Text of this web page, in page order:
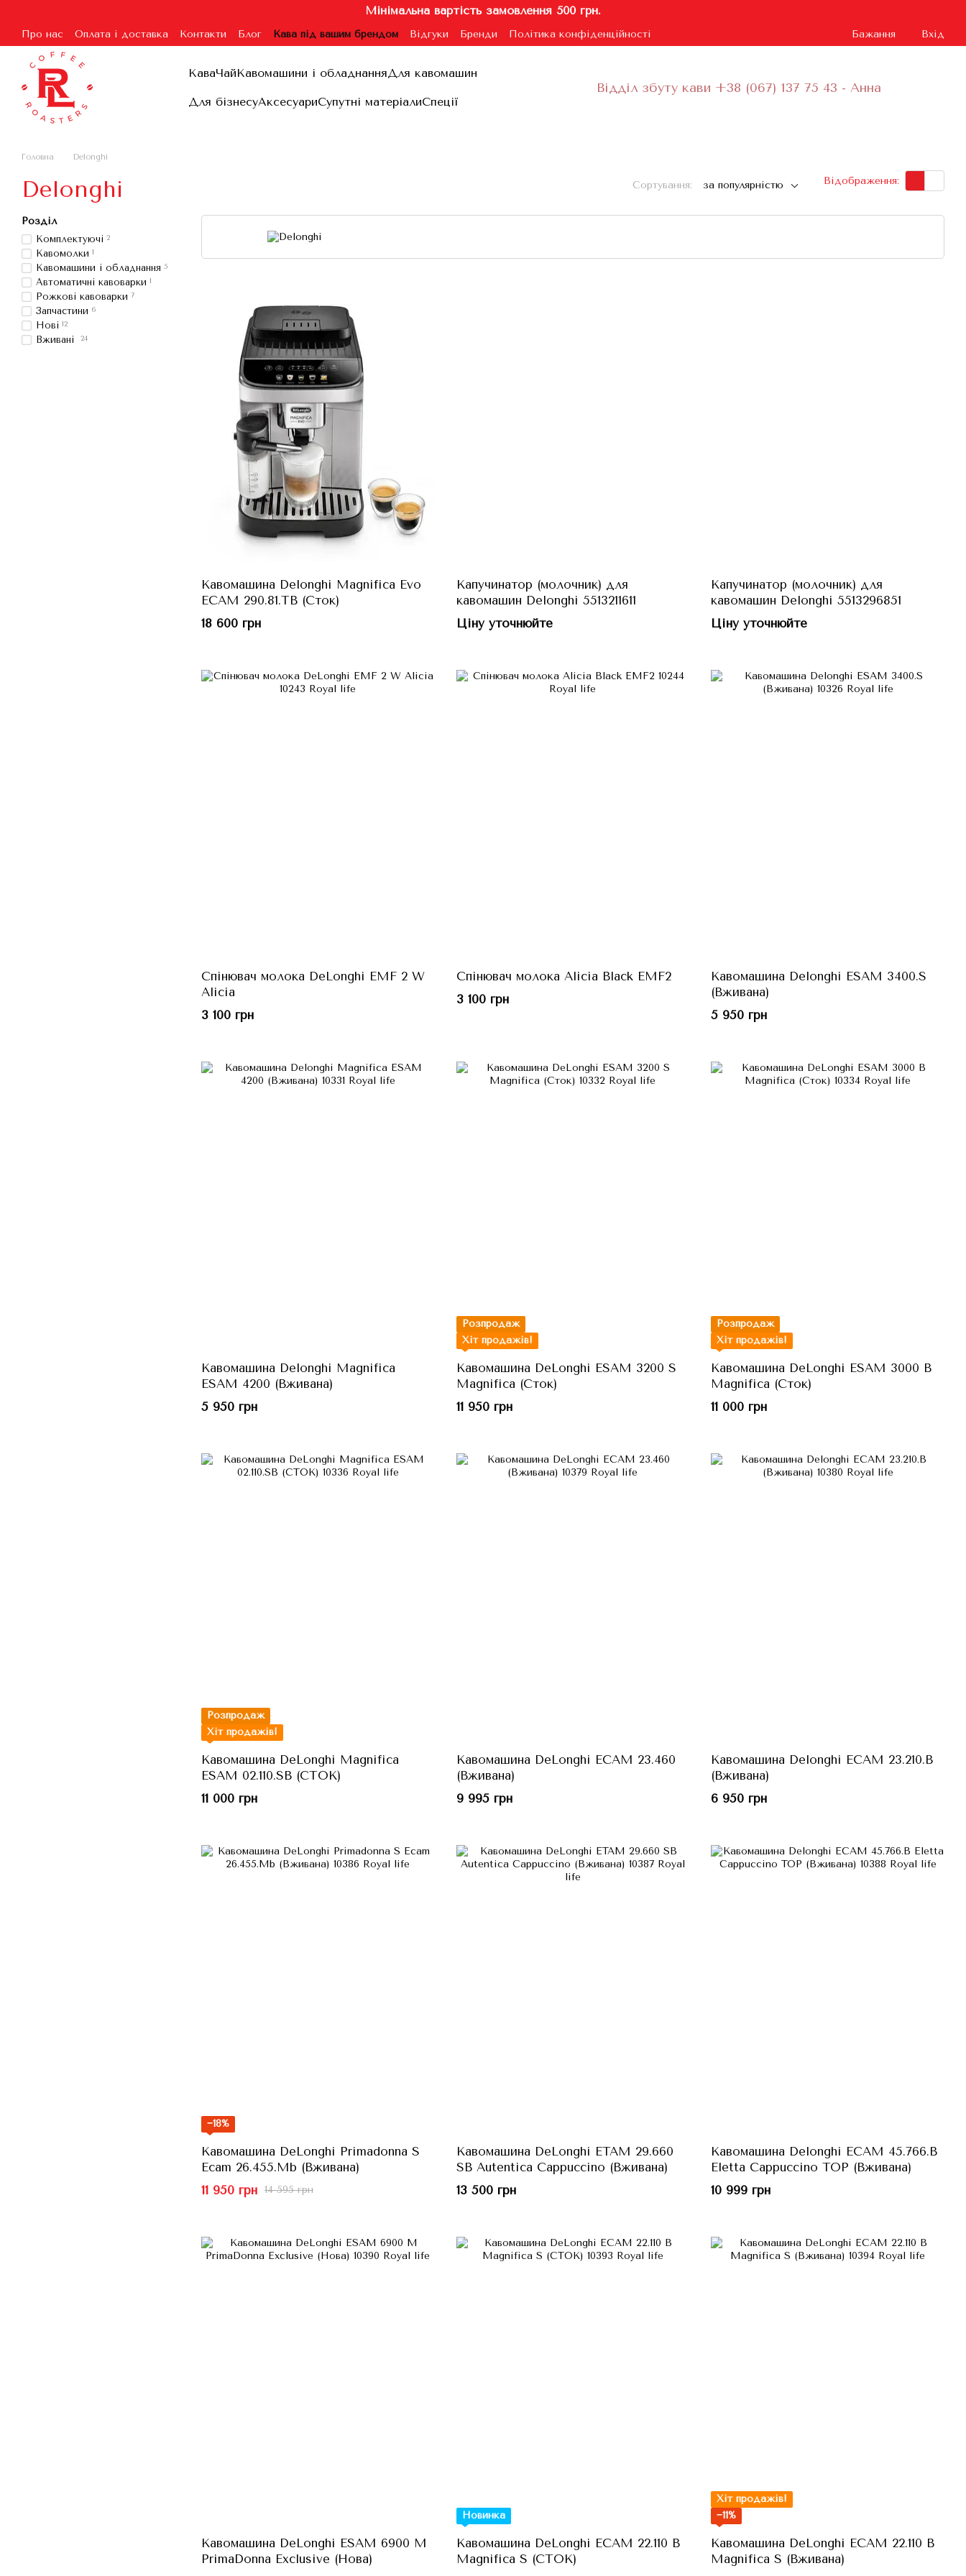
Мінімальна вартість замовлення 500 грн.
Про нас Оплата і доставка Контакти Блог Кава під вашим брендом Відгуки Бренди
Політика конфіденційності
Угода користувача
Гарантія та повернення Договір публічної оферти
Бажання Вхід
КаваЧайКавомашини і обладнанняДля кавомашин
Для бізнесуАксесуариСупутні матеріалиСпеції
Відділ збуту кави +38 (067) 137 75 43 - Анна
Головна Delonghi
Delonghi Сортування: за популярністю Відображення:
Кавомашина Delonghi Magnifica Evo
ECAM 290.81.TB (Сток)
18 600 грн
Капучинатор (молочник) для
кавомашин Delonghi 5513211611
Ціну уточнюйте
Капучинатор (молочник) для
кавомашин Delonghi 5513296851
Ціну уточнюйте
Спінювач молока DeLonghi EMF 2 W
Alicia
3 100 грн
Спінювач молока Alicia Black EMF2
3 100 грн
Кавомашина Delonghi ESAM 3400.S
(Вживана)
5 950 грн
Кавомашина Delonghi Magnifica
ESAM 4200 (Вживана)
5 950 грн
Розпродаж
Хіт продажів!
Кавомашина DeLonghi ESAM 3200 S
Magnifica (Сток)
11 950 грн
Розпродаж
Хіт продажів!
Кавомашина DeLonghi ESAM 3000 B
Magnifica (Сток)
11 000 грн
Розпродаж
Хіт продажів!
Кавомашина DeLonghi Magnifica
ESAM 02.110.SB (СТОК)
11 000 грн
Кавомашина DeLonghi ECAM 23.460
(Вживана)
9 995 грн
Кавомашина Delonghi ECAM 23.210.B
(Вживана)
6 950 грн
−18%
Кавомашина DeLonghi Primadonna S
Ecam 26.455.Mb (Вживана)
14 595 грн
11 950 грн
Кавомашина DeLonghi ETAM 29.660
SB Autentica Cappuccino (Вживана)
13 500 грн
Кавомашина Delonghi ECAM 45.766.B
Eletta Cappuccino TOP (Вживана)
10 999 грн
Кавомашина DeLonghi ESAM 6900 M
PrimaDonna Exclusive (Нова)
Новинка
Кавомашина DeLonghi ECAM 22.110 B
Magnifica S (СТОК)
Хіт продажів!
−11%
Кавомашина DeLonghi ECAM 22.110 B
Magnifica S (Вживана)
Розділ
Комплектуючі 2
Кавомолки 1
Кавомашини і обладнання 5
Автоматичні кавоварки 1
Рожкові кавоварки 7
Запчастини 6
Нові 12
Вживані 24